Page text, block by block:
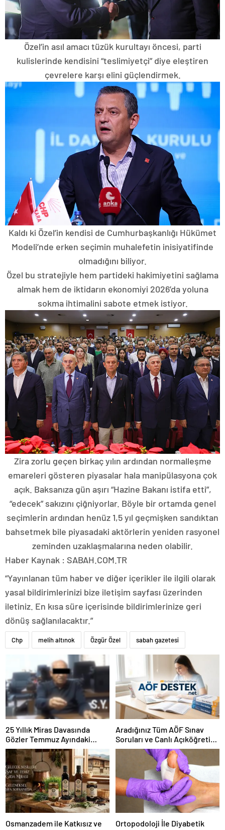
Özel’in asıl amacı tüzük kurultayı öncesi, parti
kulislerinde kendisini “teslimiyetçi” diye eleştiren
çevrelere karşı elini güçlendirmek.
Kaldı ki Özel’in kendisi de Cumhurbaşkanlığı Hükümet
Modeli’nde erken seçimin muhalefetin inisiyatifinde
olmadığını biliyor.
Özel bu stratejiyle hem partideki hakimiyetini sağlama
almak hem de iktidarın ekonomiyi 2026’da yoluna
sokma ihtimalini sabote etmek istiyor.
Zira zorlu geçen birkaç yılın ardından normalleşme
emareleri gösteren piyasalar hala manipülasyona çok
açık. Baksanıza gün aşırı “Hazine Bakanı istifa etti”,
“edecek” sakızını çiğniyorlar. Böyle bir ortamda genel
seçimlerin ardından henüz 1,5 yıl geçmişken sandıktan
bahsetmek bile piyasadaki aktörlerin yeniden rasyonel
zeminden uzaklaşmalarına neden olabilir.
Haber Kaynak : SABAH.COM.TR
“Yayınlanan tüm haber ve diğer içerikler ile ilgili olarak
yasal bildirimlerinizi bize iletişim sayfası üzerinden
iletiniz. En kısa süre içerisinde bildirimlerinize geri
dönüş sağlanılacaktır.”
Chp melih altınok Özgür Özel sabah gazetesi
25 Yıllık Miras Davasında
Gözler Temmuz Ayındaki
Karar Duruşmasına Çevrildi
Aradığınız Tüm AÖF Sınav
Soruları ve Canlı Açıköğretim
Forumu Burada
Osmanzadem ile Katkısız ve
Ortopodoloji İle Diyabetik